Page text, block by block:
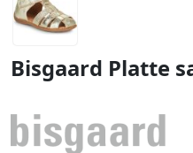
Bisgaard Platte